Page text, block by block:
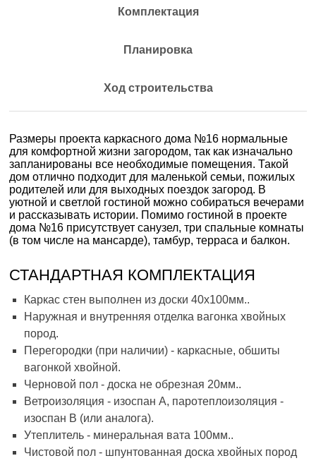
Комплектация
Планировка
Ход строительства
Размеры проекта каркасного дома №16 нормальные
для комфортной жизни загородом, так как изначально
запланированы все необходимые помещения. Такой
дом отлично подходит для маленькой семьи, пожилых
родителей или для выходных поездок загород. В
уютной и светлой гостиной можно собираться вечерами
и рассказывать истории. Помимо гостиной в проекте
дома №16 присутствует санузел, три спальные комнаты
(в том числе на мансарде), тамбур, терраса и балкон.
СТАНДАРТНАЯ КОМПЛЕКТАЦИЯ
Каркас стен выполнен из доски 40х100мм..
Наружная и внутренняя отделка вагонка хвойных
пород.
Перегородки (при наличии) - каркасные, обшиты
вагонкой хвойной.
Черновой пол - доска не обрезная 20мм..
Ветроизоляция - изоспан А, паротеплоизоляция -
изоспан В (или аналога).
Утеплитель - минеральная вата 100мм..
Чистовой пол - шпунтованная доска хвойных пород